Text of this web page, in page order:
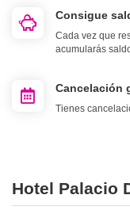
Consigue
Cada vez que
acumularás
Cancelación
Tienes
Hotel Palacio